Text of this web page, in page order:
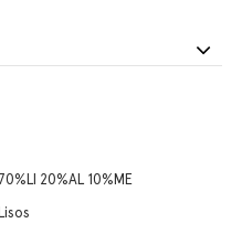
70%LI 20%AL 10%ME
Lisos